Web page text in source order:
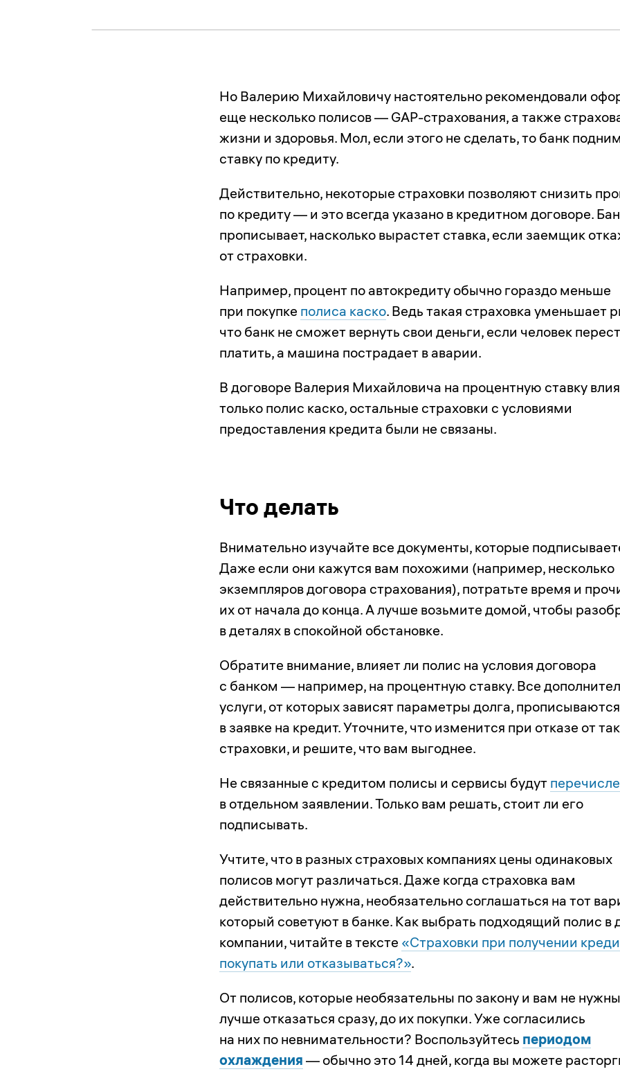
Но Валерию Михайловичу настоятельно рекомендовали
еще несколько полисов — GAP-страхования, а также
жизни и здоровья. Мол, если этого не сделать, то банк
ставку по кредиту.
Действительно, некоторые страховки позволяют снизить
по кредиту — и это всегда указано в кредитном договоре.
прописывает, насколько вырастет ставка, если заемщик
от страховки.
Например, процент по автокредиту обычно гораздо меньше
при покупке полиса каско. Ведь такая страховка уменьшает
что банк не сможет вернуть свои деньги, если человек
платить, а машина пострадает в аварии.
В договоре Валерия Михайловича на процентную ставку
только полис каско, остальные страховки с условиями
предоставления кредита были не связаны.
Что делать
Внимательно изучайте все документы, которые
Даже если они кажутся вам похожими (например, несколько
экземпляров договора страхования), потратьте время и
их от начала до конца. А лучше возьмите домой, чтобы
в деталях в спокойной обстановке.
Обратите внимание, влияет ли полис на условия договора
с банком — например, на процентную ставку. Все
услуги, от которых зависят параметры долга, прописываются
в заявке на кредит. Уточните, что изменится при отказе от
страховки, и решите, что вам выгоднее.
Не связанные с кредитом полисы и сервисы будут
в отдельном заявлении. Только вам решать, стоит ли его
подписывать.
Учтите, что в разных страховых компаниях цены одинаковых
полисов могут различаться. Даже когда страховка вам
действительно нужна, необязательно соглашаться на тот
который советуют в банке. Как выбрать подходящий полис в
компании, читайте в тексте «Страховки при получении
покупать или отказываться?».
От полисов, которые необязательны по закону и вам не
лучше отказаться сразу, до их покупки. Уже согласились
на них по невнимательности? Воспользуйтесь периодом
охлаждения — обычно это 14 дней, когда вы можете